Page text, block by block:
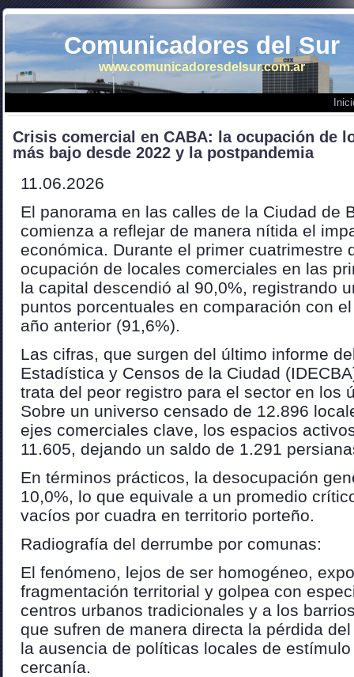
Comunicadores del Sur
www.comunicadoresdelsur.com.ar
Crisis comercial en CABA: la ocupación de
más bajo desde 2022 y la postpandemia
11.06.2026
El panorama en las calles de la Ciudad de
comienza a reflejar de manera nítida el
económica. Durante el primer cuatrimestre
ocupación de locales comerciales en las
la capital descendió al 90,0%, registrando
puntos porcentuales en comparación con
año anterior (91,6%).
Las cifras, que surgen del último informe
Estadística y Censos de la Ciudad
trata del peor registro para el sector en los
Sobre un universo censado de 12.896
ejes comerciales clave, los espacios
11.605, dejando un saldo de 1.291
En términos prácticos, la desocupación
10,0%, lo que equivale a un promedio
vacíos por cuadra en territorio porteño.
Radiografía del derrumbe por comunas:
El fenómeno, lejos de ser homogéneo,
fragmentación territorial y golpea con
centros urbanos tradicionales y a los
que sufren de manera directa la pérdida
la ausencia de políticas locales de
cercanía.